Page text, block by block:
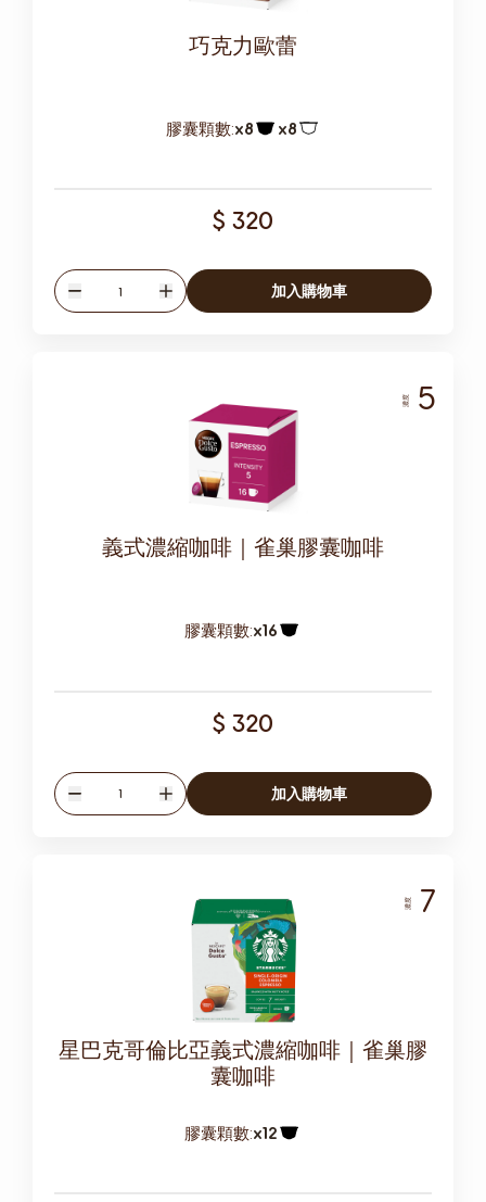
巧克力歐蕾
膠囊顆數:x8 x8
$ 320
數量
增加
加入購物車
濃度 5
義式濃縮咖啡｜雀巢膠囊咖啡
膠囊顆數:x16
$ 320
數量
增加
加入購物車
濃度 7
星巴克哥倫比亞義式濃縮咖啡｜雀巢膠
囊咖啡
膠囊顆數:x12